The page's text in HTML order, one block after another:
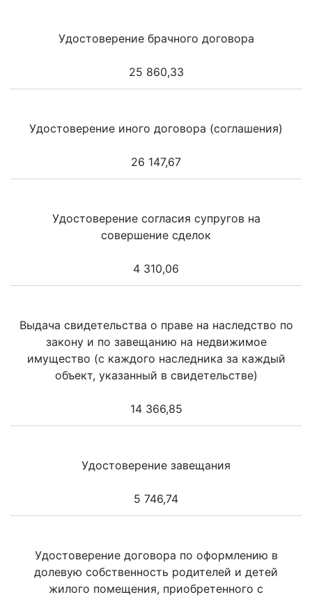
Удостоверение брачного договора
25 860,33
Удостоверение иного договора (соглашения)
26 147,67
Удостоверение согласия супругов на
совершение сделок
4 310,06
Выдача свидетельства о праве на наследство по
закону и по завещанию на недвижимое
имущество (с каждого наследника за каждый
объект, указанный в свидетельстве)
14 366,85
Удостоверение завещания
5 746,74
Удостоверение договора по оформлению в
долевую собственность родителей и детей
жилого помещения, приобретенного с